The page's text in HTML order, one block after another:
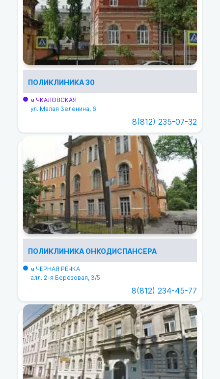
ПОЛИКЛИНИКА 30
м.ЧКАЛОВСКАЯ
ул. Малая Зеленина, 6
8(812) 235-07-32
ПОЛИКЛИНИКА ОНКОДИСПАНСЕРА
м.ЧЁРНАЯ РЕЧКА
алл. 2-я Березовая, 3/5
8(812) 234-45-77